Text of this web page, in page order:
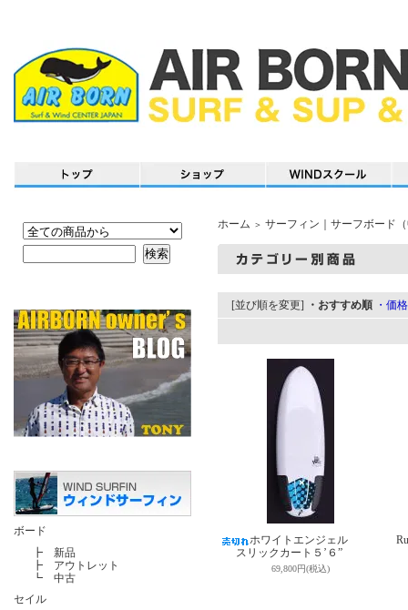
ボード
┣ 新品
┣ アウトレット
┗ 中古
セイル
ホーム ＞ サーフィン｜サーフボード
[並び順を変更] ・おすすめ順 ・価
ホワイトエンジェル
スリックカート５’６”
69,800円(税込)